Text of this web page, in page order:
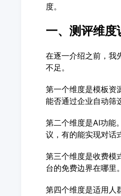
度。
一、测评维度
在逐一介绍之前，我
不足。
第一个维度是模板资
能否通过企业自动筛
第二个维度是AI功能
议，有的能实现对话
第三个维度是收费模
台的免费边界在哪里。
第四个维度是适用人